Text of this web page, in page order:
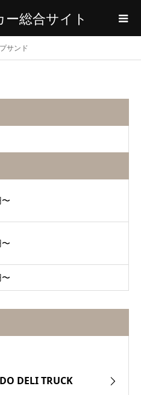
総合サイト
サンド
DELI TRUCK